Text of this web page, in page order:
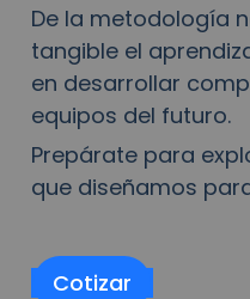
De la metodología
tangible el
en desarrollar
equipos del futuro.
Prepárate para
que diseñamos
Cotizar